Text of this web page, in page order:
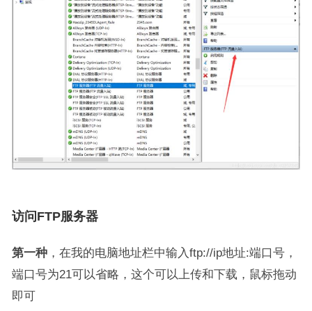
访问FTP服务器
第一种，在我的电脑地址栏中输入ftp://ip地址:端口号，
端口号为21可以省略，这个可以上传和下载，鼠标拖动
即可